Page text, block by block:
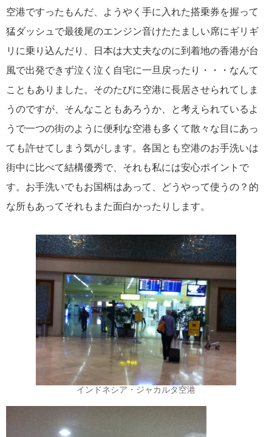
空港ですったもんだ、ようやく手に入れた搭乗券を握って
猛ダッシュで最後尾のエンジン音けたたましい席にギリギ
リに乗り込んだり、日本は大丈夫なのに到着地の香港が台
風で出発できず泣く泣く自宅に一旦戻ったり・・・なんて
こともありました。そのたびに空港に長居させられてしま
うのですが、そんなこともあろうか、と考えられているよ
うで一つの街のように便利な空港も多くて散々な目にあっ
ても許せてしまう気がします。各国とも空港のお手洗いは
街中に比べて結構優秀で、それも私には安心ポイントで
す。お手洗いでもお国柄はあって、どうやって使うの？的
な所もあってそれもまた面白かったりします。
インドネシア・ジャカルタ空港